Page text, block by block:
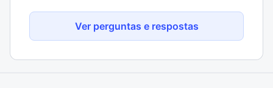
Ver perguntas e respostas